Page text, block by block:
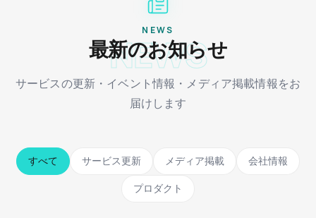
NEWS
NEWS
最新のお知らせ
サービスの更新・イベント情報・メディア掲載情報をお
届けします
すべて サービス更新 メディア掲載 会社情報
プロダクト